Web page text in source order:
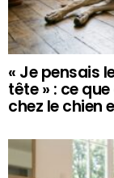
« Je pensais
tête » : ce
chez le chien